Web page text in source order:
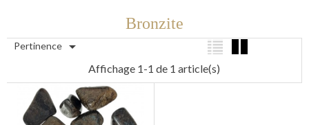
Bronzite
Pertinence 
Affichage 1-1 de 1 article(s)